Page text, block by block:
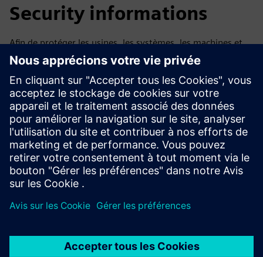
Security informations
Afin de protéger les usines, les systèmes, les machines et
les réseaux contre les cybermenaces, il est nécessaire de
mettre en œuvre — et de maintenir en permanence — un
concept de sécurité industrielle global et de pointe. Les
produits et solutions de Siemens ne constituent qu'un
élément de ce concept. Pour plus d'informations sur la
sécurité industrielle, rendez-vous sur.
En savoir plus